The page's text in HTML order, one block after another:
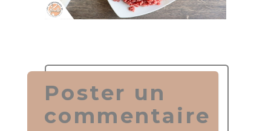
Poster un
commentaire